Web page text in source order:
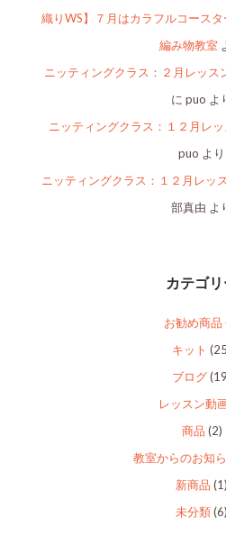
織りWS】７月はカラフルコース
編み物教室
ニッティングクラス：２月レッス
に puo よ
ニッティングクラス：１２月レッ
puo より
ニッティングクラス：１２月レッ
部真由 よ
カテゴ
お勧め商品
キット
ブログ
レッスン動
商品 (2)
教室からのお知
新商品 (1)
未分類(6)